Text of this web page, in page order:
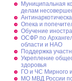
Муниципальная
делам
Опека и
Обучение
ОСФР по
области и НАО
Поддержка
Укрепление
здоровья
ГО и ЧС Мирного
МО МВД России